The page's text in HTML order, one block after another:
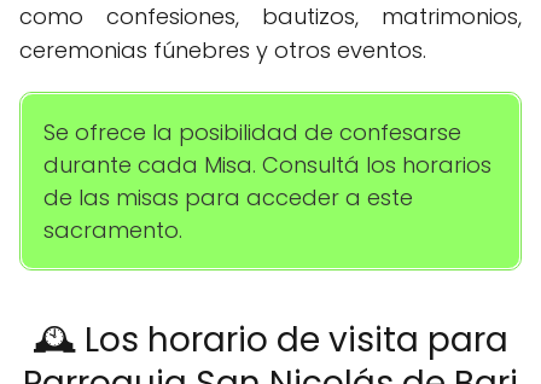
como confesiones, bautizos, matrimonios,
ceremonias fúnebres y otros eventos.
Se ofrece la posibilidad de confesarse
durante cada Misa. Consultá los horarios
de las misas para acceder a este
sacramento.
🕰️ Los horario de visita para